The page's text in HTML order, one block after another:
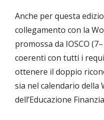
Anche per questa
collegamento con la
promossa da IOSCO
coerenti con tutti i
ottenere il doppio
sia nel calendario della
dell’Educazione